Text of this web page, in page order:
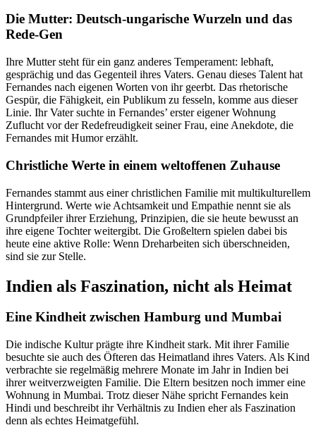
Die Mutter: Deutsch-ungarische Wurzeln und das
Rede-Gen
Ihre Mutter steht für ein ganz anderes Temperament: lebhaft,
gesprächig und das Gegenteil ihres Vaters. Genau dieses Talent hat
Fernandes nach eigenen Worten von ihr geerbt. Das rhetorische
Gespür, die Fähigkeit, ein Publikum zu fesseln, komme aus dieser
Linie. Ihr Vater suchte in Fernandes’ erster eigener Wohnung
Zuflucht vor der Redefreudigkeit seiner Frau, eine Anekdote, die
Fernandes mit Humor erzählt.
Christliche Werte in einem weltoffenen Zuhause
Fernandes stammt aus einer christlichen Familie mit multikulturellem
Hintergrund. Werte wie Achtsamkeit und Empathie nennt sie als
Grundpfeiler ihrer Erziehung, Prinzipien, die sie heute bewusst an
ihre eigene Tochter weitergibt. Die Großeltern spielen dabei bis
heute eine aktive Rolle: Wenn Dreharbeiten sich überschneiden,
sind sie zur Stelle.
Indien als Faszination, nicht als Heimat
Eine Kindheit zwischen Hamburg und Mumbai
Die indische Kultur prägte ihre Kindheit stark. Mit ihrer Familie
besuchte sie auch des Öfteren das Heimatland ihres Vaters. Als Kind
verbrachte sie regelmäßig mehrere Monate im Jahr in Indien bei
ihrer weitverzweigten Familie. Die Eltern besitzen noch immer eine
Wohnung in Mumbai. Trotz dieser Nähe spricht Fernandes kein
Hindi und beschreibt ihr Verhältnis zu Indien eher als Faszination
denn als echtes Heimatgefühl.